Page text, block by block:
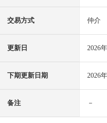
交易方式 仲介
更新日 2026
下期更新日期 2026
备注 －